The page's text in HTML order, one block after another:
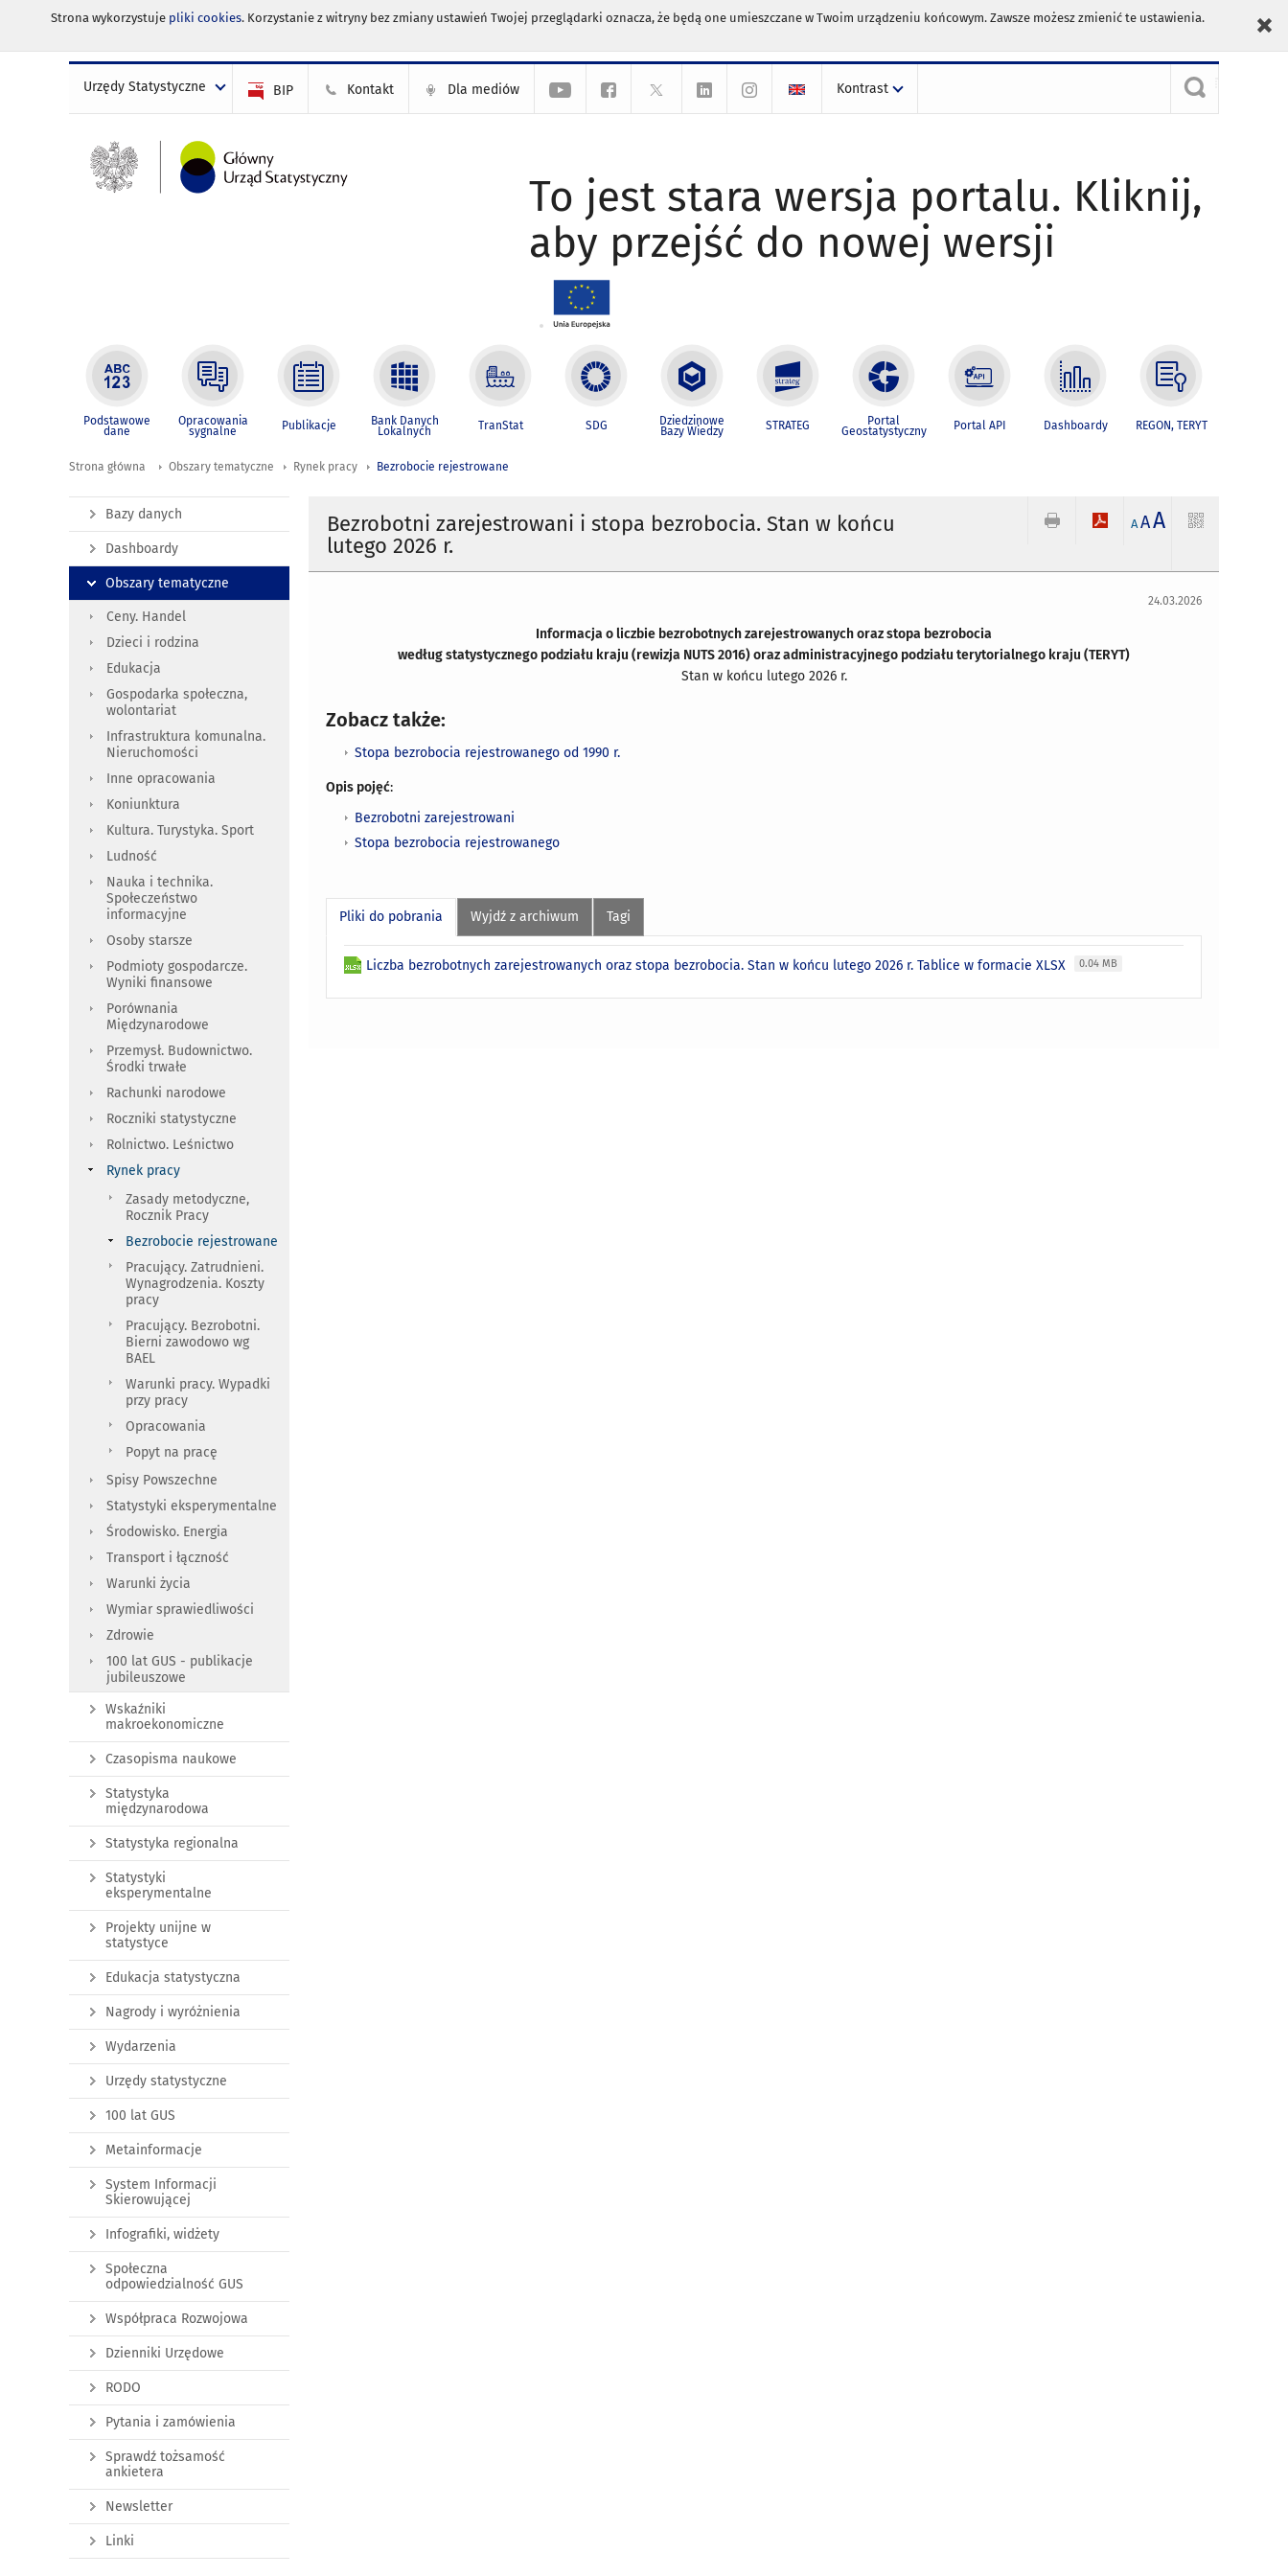
Strona wykorzystuje pliki cookies. Korzystanie z witryny bez zmiany ustawień Twojej przeglądarki oznacza, że będą one umieszczane w Twoim urządzeniu końcowym. Zawsze możesz zmienić te ustawienia.
Urzędy Statystyczne BIP Kontakt Dla mediów Kontrast
To jest stara wersja portalu. Kliknij,
aby przejść do nowej wersji
Podstawowe
dane
Opracowania
sygnalne Publikacje Bank Danych
Lokalnych TranStat SDG Dziedzinowe
Bazy Wiedzy STRATEG Portal
Geostatystyczny Portal API Dashboardy REGON, TERYT
Strona główna Obszary tematyczne Rynek pracy Bezrobocie rejestrowane
Bezrobotni zarejestrowani i stopa bezrobocia. Stan w końcu
lutego 2026 r.
A AA
24.03.2026
Informacja o liczbie bezrobotnych zarejestrowanych oraz stopa bezrobocia
wedługstatystycznego podziału kraju (rewizja NUTS 2016) oraz administracyjnego podziału terytorialnego kraju (TERYT)
Stan w końcu lutego 2026 r.
Zobacz także:
Stopa bezrobocia rejestrowanego od 1990 r.
Opis pojęć:
Bezrobotni zarejestrowani
Stopa bezrobocia rejestrowanego
Pliki do pobrania Wyjdź z archiwum Tagi
Liczba bezrobotnych zarejestrowanych oraz stopa bezrobocia. Stan w końcu lutego 2026 r. Tablice w formacie XLSX 0.04 MB
Bazy danych
Dashboardy
Obszary tematyczne
Ceny. Handel
Dzieci i rodzina
Edukacja
Gospodarka społeczna,
wolontariat
Infrastruktura komunalna.
Nieruchomości
Inne opracowania
Koniunktura
Kultura. Turystyka. Sport
Ludność
Nauka i technika.
Społeczeństwo
informacyjne
Osoby starsze
Podmioty gospodarcze.
Wyniki finansowe
Porównania
Międzynarodowe
Przemysł. Budownictwo.
Środki trwałe
Rachunki narodowe
Roczniki statystyczne
Rolnictwo. Leśnictwo
Rynek pracy
Zasady metodyczne,
Rocznik Pracy
Bezrobocie rejestrowane
Pracujący. Zatrudnieni.
Wynagrodzenia. Koszty
pracy
Pracujący. Bezrobotni.
Bierni zawodowo wg
BAEL
Warunki pracy. Wypadki
przy pracy
Opracowania
Popyt na pracę
Spisy Powszechne
Statystyki eksperymentalne
Środowisko. Energia
Transport i łączność
Warunki życia
Wymiar sprawiedliwości
Zdrowie
100 lat GUS - publikacje
jubileuszowe
Wskaźniki
makroekonomiczne
Czasopisma naukowe
Statystyka
międzynarodowa
Statystyka regionalna
Statystyki
eksperymentalne
Projekty unijne w
statystyce
Edukacja statystyczna
Nagrody i wyróżnienia
Wydarzenia
Urzędy statystyczne
100 lat GUS
Metainformacje
System Informacji
Skierowującej
Infografiki, widżety
Społeczna
odpowiedzialność GUS
Współpraca Rozwojowa
Dzienniki Urzędowe
RODO
Pytania i zamówienia
Sprawdź tożsamość
ankietera
Newsletter
Linki